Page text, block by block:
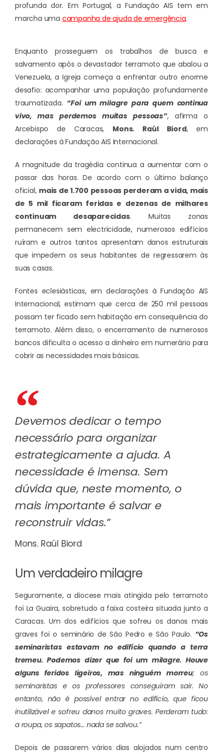
profunda dor. Em Portugal, a Fundação AIS tem em
marcha uma campanha de ajuda de emergência.
Enquanto prosseguem os trabalhos de busca e
salvamento após o devastador terramoto que abalou a
Venezuela, a Igreja começa a enfrentar outro enorme
desafio: acompanhar uma população profundamente
traumatizada. “Foi um milagre para quem continua
vivo, mas perdemos muitas pessoas”, afirma o
Arcebispo de Caracas, Mons. Raúl Biord, em
declarações à Fundação AIS Internacional.
A magnitude da tragédia continua a aumentar com o
passar das horas. De acordo com o último balanço
oficial, mais de 1.700 pessoas perderam a vida, mais
de 5 mil ficaram feridas e dezenas de milhares
continuam desaparecidas. Muitas zonas
permanecem sem electricidade, numerosos edifícios
ruíram e outros tantos apresentam danos estruturais
que impedem os seus habitantes de regressarem às
suas casas.
Fontes eclesiásticas, em declarações à Fundação AIS
Internacional, estimam que cerca de 250 mil pessoas
possam ter ficado sem habitação em consequência do
terramoto. Além disso, o encerramento de numerosos
bancos dificulta o acesso a dinheiro em numerário para
cobrir as necessidades mais básicas.
Devemos dedicar o tempo
necessário para organizar
estrategicamente a ajuda. A
necessidade é imensa. Sem
dúvida que, neste momento, o
mais importante é salvar e
reconstruir vidas.”
Mons. Raúl Biord
Um verdadeiro milagre
Seguramente, a diocese mais atingida pelo terramoto
foi La Guaira, sobretudo a faixa costeira situada junto a
Caracas. Um dos edifícios que sofreu os danos mais
graves foi o seminário de São Pedro e São Paulo. “Os
seminaristas estavam no edifício quando a terra
tremeu. Podemos dizer que foi um milagre. Houve
alguns feridos ligeiros, mas ninguém morreu; os
seminaristas e os professores conseguiram sair. No
entanto, não é possível entrar no edifício, que ficou
inutilizável e sofreu danos muito graves. Perderam tudo:
a roupa, os sapatos… nada se salvou.”
Depois de passarem vários dias alojados num centro